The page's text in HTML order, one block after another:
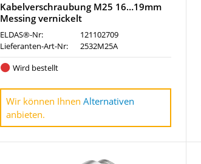
Kabelverschraubung M25 16…19mm
Messing vernickelt
ELDAS®-Nr:
121102709
Lieferanten-Art-Nr:
2532M25A
Wird bestellt
Wir können Ihnen Alternativen
anbieten.